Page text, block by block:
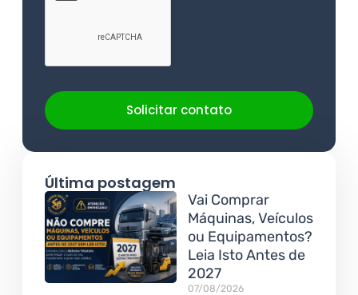
Solicitar contato
Última postagem
Vai Comprar
Máquinas, Veículos
ou Equipamentos?
Leia Isto Antes de
2027
07/08/2026